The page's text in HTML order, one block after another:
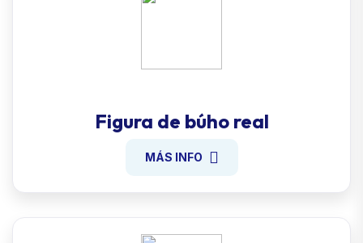
Figura de búho real
MÁS INFO